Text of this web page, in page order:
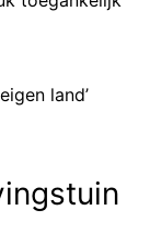
land’